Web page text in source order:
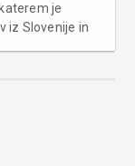
je
iz Slovenije in